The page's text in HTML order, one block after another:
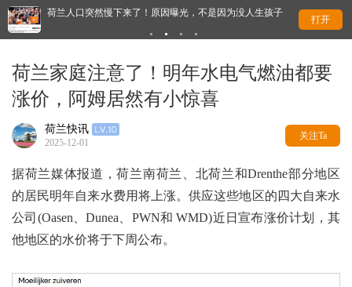
荷兰人口突然慢下来了！原因曝光，不是因为没人生孩子 这
打开
荷兰家庭注意了！明年水电气燃油都要
涨价，阿姆居然有小惊喜
荷兰快讯
2025-12-01
关注Ta
据荷兰媒体报道，荷兰南荷兰、北荷兰和Drenthe部分地区
的居民明年自来水费用将上涨。供应这些地区的四大自来水
公司(Oasen、Dunea、PWN和 WMD)近日宣布涨价计划，其
他地区的水价将于下周公布。